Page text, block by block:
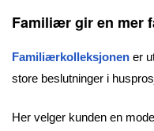
Familiær gir en mer
Familiærkolleksjonen er
store beslutninger i
Her velger kunden en